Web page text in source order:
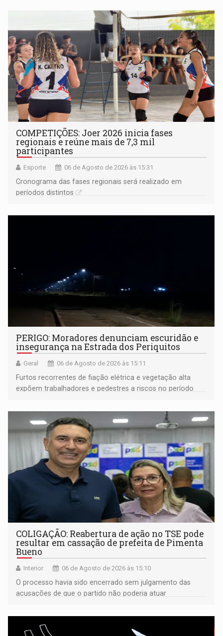
COMPETIÇÕES: Joer 2026 inicia fases
regionais e reúne mais de 7,3 mil
participantes
Esporte 06 de Agosto de 2026 às 15:31
Cronograma das fases regionais será realizado em
períodos distintos
PERIGO: Moradores denunciam escuridão e
insegurança na Estrada dos Periquitos
Geral 06 de Agosto de 2026 às 15:11
Furtos recorrentes de fiação elétrica e vegetação alta
expõem trabalhadores e pedestres a riscos no período
COLIGAÇÃO: Reabertura de ação no TSE pode
resultar em cassação de prefeita de Pimenta
Bueno
Interior 06 de Agosto de 2026 às 15:10
O processo havia sido encerrado sem julgamento das
acusações de que o partido não poderia atuar